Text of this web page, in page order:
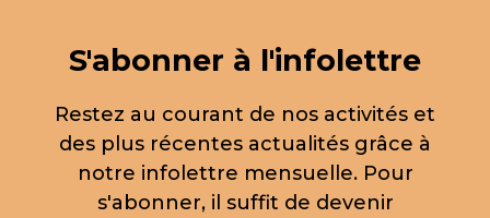
S'abonner à l'infolettre
Restez au courant de nos activités et
des plus récentes actualités grâce à
notre infolettre mensuelle. Pour
s'abonner, il suffit de devenir